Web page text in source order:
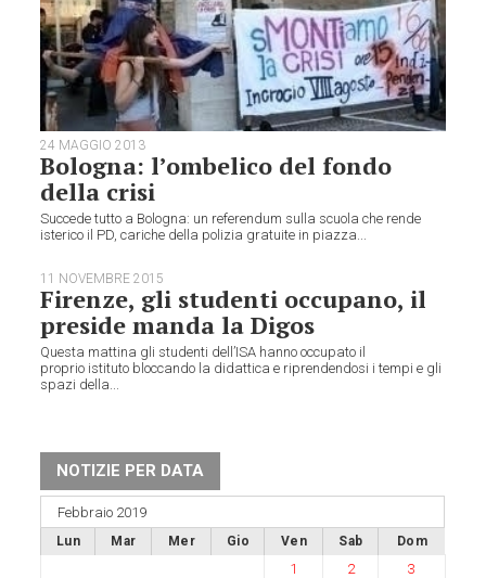
24 MAGGIO 2013
Bologna: l’ombelico del fondo
della crisi
Succede tutto a Bologna: un referendum sulla scuola che rende
isterico il PD, cariche della polizia gratuite in piazza...
11 NOVEMBRE 2015
Firenze, gli studenti occupano, il
preside manda la Digos
Questa mattina gli studenti dell’ISA hanno occupato il
proprio istituto bloccando la didattica e riprendendosi i tempi e gli
spazi della...
NOTIZIE PER DATA
Febbraio 2019
Lun Mar Mer Gio Ven Sab Dom
1 2
3